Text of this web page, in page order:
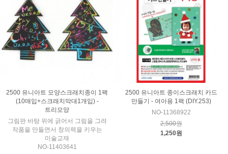
2500 유니아트 모양스크래치종이 1팩
(10매입+스크래치막대1개입) -
트리모양
그림판 바탕 위에 긁어서 그림을 그려
작품을 만들면서 창의력을 키우는
미술교재
NO-11403641
2500 유니아트 종이스크래치 카드
만들기 - 여아용 1팩 (DIY.253)
NO-11368922
2,500원
1,250원